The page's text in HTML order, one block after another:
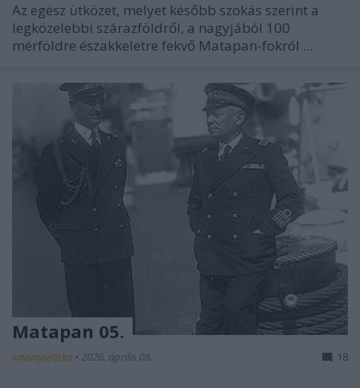
Az egész ütközet, melyet később szokás szerint a
legközelebbi szárazföldről, a nagyjából 100
mérföldre északkeletre fekvő Matapan-fokról ...
Matapan 05.
savanyújóska • 2026. április 08. 18